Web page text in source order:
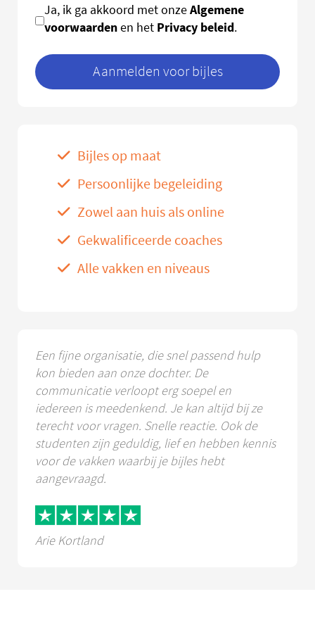
Ja, ik ga akkoord met onzeAlgemene
voorwaardenen het Privacy beleid.
Aanmelden voor bijles
Bijles op maat
Persoonlijke begeleiding
Zowel aan huis als online
Gekwalificeerde coaches
Alle vakken en niveaus
Een fijne organisatie, die snel passend hulp
kon bieden aan onze dochter. De
communicatie verloopt erg soepel en
iedereen is meedenkend. Je kan altijd bij ze
terecht voor vragen. Snelle reactie. Ook de
studenten zijn geduldig, lief en hebben kennis
voor de vakken waarbij je bijles hebt
aangevraagd.
Arie Kortland